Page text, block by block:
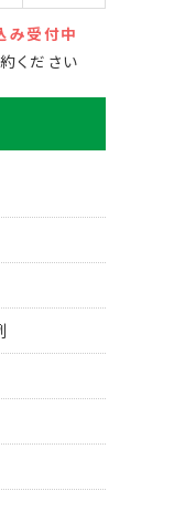
み受付中
ください